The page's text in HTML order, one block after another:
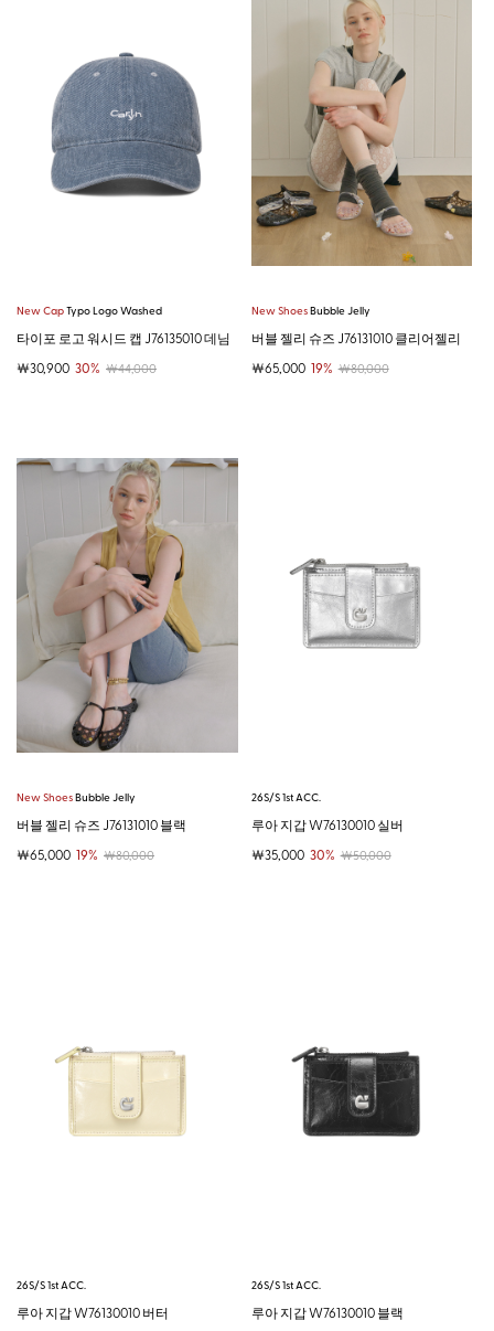
New CapTypo Logo Washed
타이포 로고 워시드 캡 J76135010 데님
￦30,900 30% ￦44,000
New ShoesBubble Jelly
버블 젤리 슈즈 J76131010 클리어젤리
￦65,000 19% ￦80,000
New ShoesBubble Jelly
버블 젤리 슈즈 J76131010 블랙
￦65,000 19% ￦80,000
26S/S 1st ACC.
루아 지갑 W76130010 실버
￦35,000 30% ￦50,000
26S/S 1st ACC.
루아 지갑 W76130010 버터
26S/S 1st ACC.
루아 지갑 W76130010 블랙